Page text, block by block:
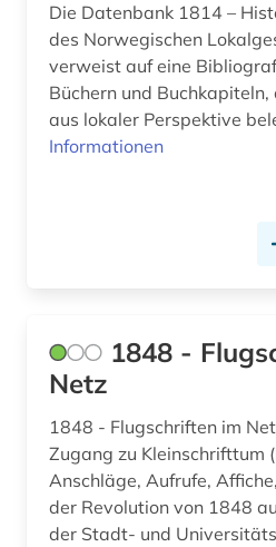
ausstellungskatalog (2)
australien (9)
auswanderer (3)
autobiografie (3)
autobiographie (1)
Die Datenbank 1814 –
des Norwegischen
verweist auf eine
Büchern und
aus lokaler Perspektive
Informationen
1848 -
Netz
1848 - Flugschriften im
Zugang zu Kleinschrifttum
Anschläge, Aufrufe,
der Revolution von 1848
der Stadt- und